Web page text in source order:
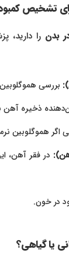
تشخیص کمبود
را دارید،
هموگلوبین و
ذخیره آهن بدن.
هموگلوبین نرمال
در فقر آهن، این
خون.
یا گیاهی؟